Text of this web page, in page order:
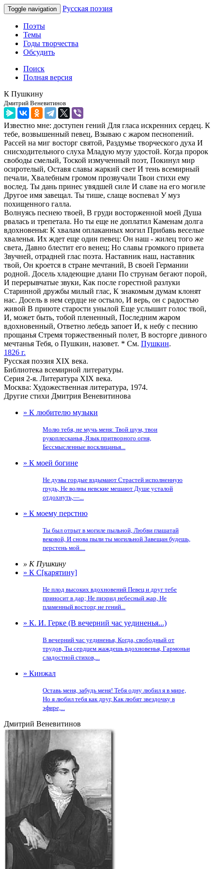
Toggle navigation Русская поэзия
Поэты
Темы
Годы творчества
Обсудить
Поиск
Полная версия
К Пушкину
Дмитрий Веневитинов
Известно мне: доступен гений Для гласа искренних сердец. К
тебе, возвышенный певец, Взываю с жаром песнопений.
Рассей на миг восторг святой, Раздумье творческого духа И
снисходительного слуха Младую музу удостой. Когда пророк
свободы смелый, Тоской измученный поэт, Покинул мир
осиротелый, Оставя славы жаркий свет И тень всемирный
печали, Хвалебным громом прозвучали Твои стихи ему
вослед. Ты дань принес увядшей силе И славе на его могиле
Другое имя завещал. Ты тише, слаще воспевал У муз
похищенного галла.
Волнуясь песнею твоей, В груди восторженной моей Душа
рвалась и трепетала. Но ты еще не доплатил Каменам долга
вдохновенья: К хвалам оплаканных могил Прибавь веселые
хваленья. Их ждет еще один певец: Он наш - жилец того же
света, Давно блестит его венец; Но славы громкого привета
Звучней, отрадней глас поэта. Наставник наш, наставник
твой, Он кроется в стране мечтаний, В своей Германии
родной. Досель хладеющие длани По струнам бегают порой,
И перерывчатые звуки, Как после горестной разлуки
Старинной дружбы милый глас, К знакомым думам клонят
нас. Досель в нем сердце не остыло, И верь, он с радостью
живой В приюте старости унылой Еще услышит голос твой,
И, может быть, тобой плененный, Последним жаром
вдохновенный, Ответно лебедь запоет И, к небу с песнию
прощанья Стремя торжественный полет, В восторге дивного
мечтанья Тебя, о Пушкин, назовет. * См. Пушкин.
1826 г.
Русская поэзия XIX века.
Библиотека всемирной литературы.
Серия 2-я. Литература XIX века.
Москва: Художественная литература, 1974.
Другие стихи Дмитрия Веневитинова
» К любителю музыки
Молю тебя, не мучь меня: Твой шум, твои
рукоплесканья, Язык притворного огня,
Бессмысленные восклицанья...
» К моей богине
Не думы гордые вздымают Страстей исполненную
грудь, Не волны невские мешают Душе усталой
отдохнуть,—...
» К моему перстню
Ты был отрыт в могиле пыльной, Любви глашатай
вековой, И снова пыли ты могильной Завещан будешь,
перстень мой....
» К Пушкину
» К С[карятину]
Не плод высоких вдохновений Певец и друг тебе
приносит в дар; Не пиэрид небесный жар, Не
пламенный восторг, не гений...
» К. И. Герке (В вечерний час уединенья...)
В вечерний час уединенья, Когда, свободный от
трудов, Ты сердцем жаждешь вдохновенья, Гармоньи
сладостной стихов,...
» Кинжал
Оставь меня, забудь меня! Тебя одну любил я в мире,
Но я любил тебя как друг, Как любят звездочку в
эфире,...
Дмитрий Веневитинов